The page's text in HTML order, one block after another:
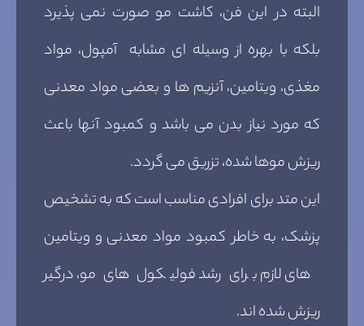
البته در این فن، کاشت مو صورت نمی پذیرد
بلکه با بهره از وسیله ای مشابه آمپول، مواد
مغذی، ویتامین، آنزیم ها و بعضی مواد معدنی
که مورد نیاز بدن می باشد و کمبود آنها باعث
ریزش موها شده، تزریق می گردد.
این متد برای افرادی مناسب است که به تشخیص
پزشک، به خاطر کمبود مواد معدنی و ویتامین
های لازم برای رشد فولیکول های مو، درگیر
ریزش شده اند.